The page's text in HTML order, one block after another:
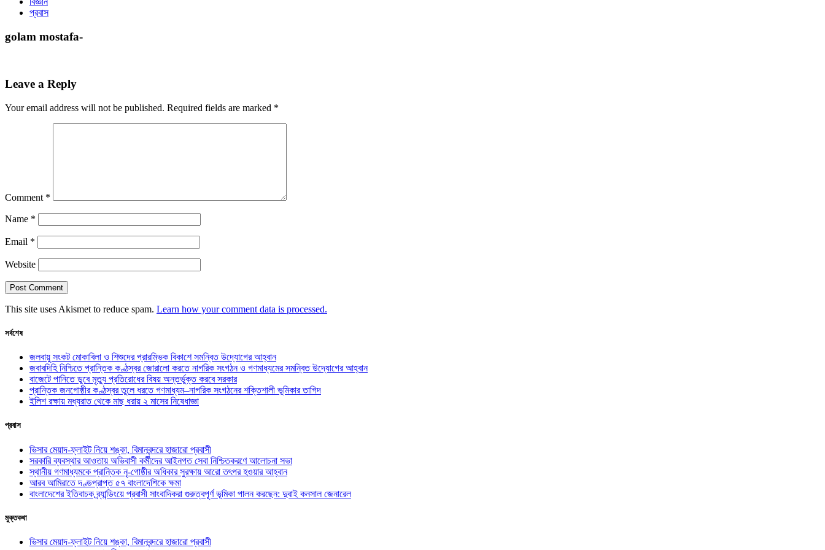
প্রবাস
golam mostafa-
Leave a Reply
Your email address will not be published. Required fields are marked *
Comment *
Name *
Email *
Website
This site uses Akismet to reduce spam. Learn how your comment data is processed.
সর্বশেষ
জলবায়ু সংকট মোকাবিলা ও শিশুদের প্রারম্ভিক বিকাশে সমন্বিত উদ্যোগের আহ্বান
জবাবদিহি নিশ্চিতে প্রান্তিক কণ্ঠস্বর জোরালো করতে নাগরিক সংগঠন ও গণমাধ্যমের সমন্বিত উদ্যোগের আহ্বান
বাজেটে পানিতে ডুবে মৃত্যু প্রতিরোধের বিষয় অন্তর্ভুক্ত করবে সরকার
প্রান্তিক জনগোষ্ঠীর কণ্ঠস্বর তুলে ধরতে গণমাধ্যম–নাগরিক সংগঠনের শক্তিশালী ভূমিকার তাগিদ
ইলিশ রক্ষায় মধ্যরাত থেকে মাছ ধরায় ২ মাসের নিষেধাজ্ঞা
প্রবাস
ভিসার মেয়াদ-ফ্লাইট নিয়ে শঙ্কা, বিমানবন্দরে হাজারো প্রবাসী
সরকারি ব্যবস্থার আওতায় অভিবাসী কর্মীদের আইনগত সেবা নিশ্চিতকরণে আলোচনা সভা
স্থানীয় গণমাধ্যমকে প্রান্তিক নৃ-গোষ্ঠীর অধিকার সুরক্ষায় আরো তৎপর হওয়ার আহ্বান
আরব আমিরাতে দণ্ডপ্রাপ্ত ৫৭ বাংলাদেশিকে ক্ষমা
বাংলাদেশের ইতিবাচক ব্র্যান্ডিংয়ে প্রবাসী সাংবাদিকরা গুরুত্বপূর্ণ ভূমিকা পালন করছেন: দুবাই কনসাল জেনারেল
মুক্তকথা
ভিসার মেয়াদ-ফ্লাইট নিয়ে শঙ্কা, বিমানবন্দরে হাজারো প্রবাসী